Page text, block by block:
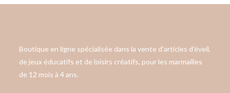
Boutique en ligne spécialisée dans la vente d'articles d'éveil,
de jeux éducatifs et de loisirs créatifs, pour les marmailles
de 12 mois à 4 ans.